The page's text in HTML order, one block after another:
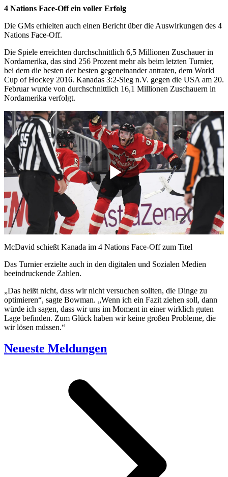
4 Nations Face-Off ein voller Erfolg
Die GMs erhielten auch einen Bericht über die Auswirkungen des 4
Nations Face-Off.
Die Spiele erreichten durchschnittlich 6,5 Millionen Zuschauer in
Nordamerika, das sind 256 Prozent mehr als beim letzten Turnier,
bei dem die besten der besten gegeneinander antraten, dem World
Cup of Hockey 2016. Kanadas 3:2-Sieg n.V. gegen die USA am 20.
Februar wurde von durchschnittlich 16,1 Millionen Zuschauern in
Nordamerika verfolgt.
Play
Video
McDavid schießt Kanada im 4 Nations Face-Off zum Titel
Das Turnier erzielte auch in den digitalen und Sozialen Medien
beeindruckende Zahlen.
„Das heißt nicht, dass wir nicht versuchen sollten, die Dinge zu
optimieren“, sagte Bowman. „Wenn ich ein Fazit ziehen soll, dann
würde ich sagen, dass wir uns im Moment in einer wirklich guten
Lage befinden. Zum Glück haben wir keine großen Probleme, die
wir lösen müssen.“
Neueste Meldungen